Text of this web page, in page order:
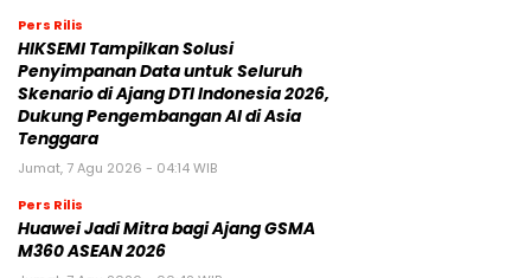
Pers Rilis
HIKSEMI Tampilkan Solusi
Penyimpanan Data untuk Seluruh
Skenario di Ajang DTI Indonesia 2026,
Dukung Pengembangan AI di Asia
Tenggara
Jumat, 7 Agu 2026 - 04:14 WIB
Pers Rilis
Huawei Jadi Mitra bagi Ajang GSMA
M360 ASEAN 2026